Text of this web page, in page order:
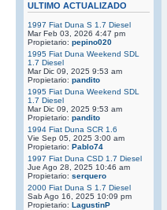
ULTIMO ACTUALIZADO
1997 Fiat Duna S 1.7 Diesel
Mar Feb 03, 2026 4:47 pm
Propietario: pepino020
1995 Fiat Duna Weekend SDL
1.7 Diesel
Mar Dic 09, 2025 9:53 am
Propietario: pandito
1995 Fiat Duna Weekend SDL
1.7 Diesel
Mar Dic 09, 2025 9:53 am
Propietario: pandito
1994 Fiat Duna SCR 1.6
Vie Sep 05, 2025 3:00 am
Propietario: Pablo74
1997 Fiat Duna CSD 1.7 Diesel
Jue Ago 28, 2025 10:46 am
Propietario: serquero
2000 Fiat Duna S 1.7 Diesel
Sab Ago 16, 2025 10:09 pm
Propietario: LagustinP